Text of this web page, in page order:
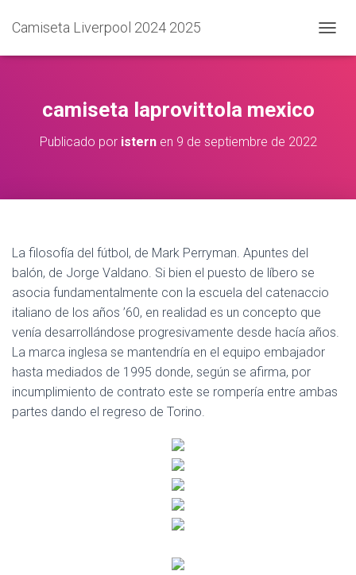
Camiseta Liverpool 2024 2025
A
G
camiseta laprovittola mexico
Publicado por isternen 9 de septiembre de 2022
La filosofía del fútbol, de Mark Perryman. Apuntes del
balón, de Jorge Valdano. Si bien el puesto de líbero se
asocia fundamentalmente con la escuela del catenaccio
italiano de los años ’60, en realidad es un concepto que
venía desarrollándose progresivamente desde hacía años.
La marca inglesa se mantendría en el equipo embajador
hasta mediados de 1995 donde, según se afirma, por
incumplimiento de contrato este se rompería entre ambas
partes dando el regreso de Torino.